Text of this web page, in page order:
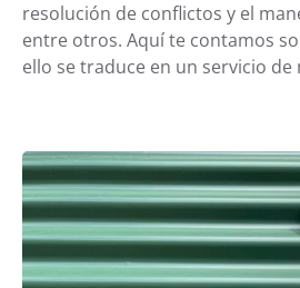
resolución de conflictos y el
entre otros. Aquí te contamos
ello se traduce en un servicio